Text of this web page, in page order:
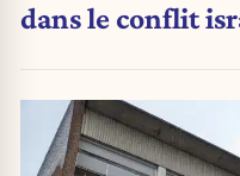
dans le conflit